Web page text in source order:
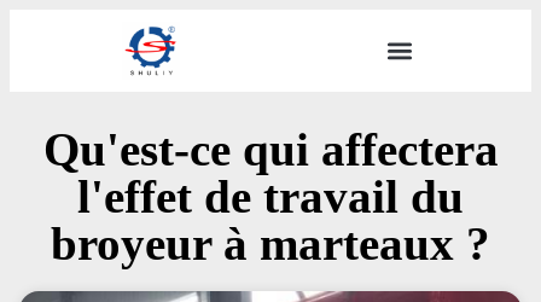
Qu'est-ce qui affectera
l'effet de travail du
broyeur à marteaux ?